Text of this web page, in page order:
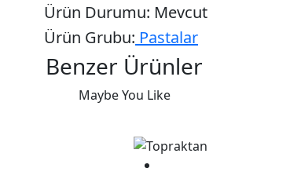
Ürün Durumu: Mevcut
Ürün Grubu: Pastalar
Benzer Ürünler
Maybe You Like